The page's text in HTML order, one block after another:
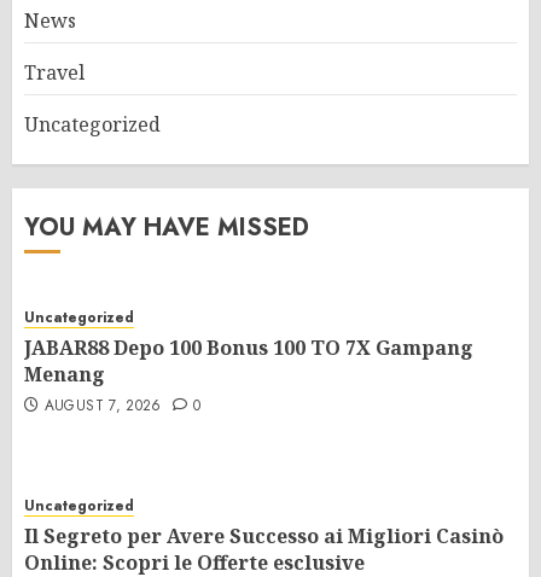
News
Travel
Uncategorized
YOU MAY HAVE MISSED
Uncategorized
JABAR88 Depo 100 Bonus 100 TO 7X Gampang
Menang
AUGUST 7, 2026 0
Uncategorized
Il Segreto per Avere Successo ai Migliori Casinò
Online: Scopri le Offerte esclusive